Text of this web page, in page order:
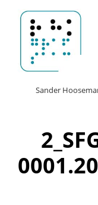
naar
de
hoofd
inhoud
HeaderSander